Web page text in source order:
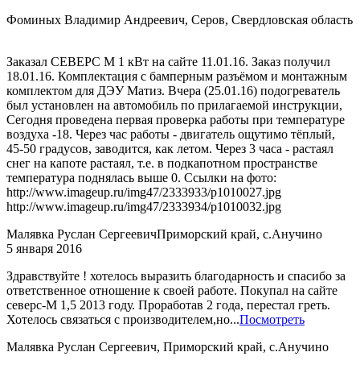
Фоминых Владимир Андреевич, Серов, Свердловская область
Заказал СЕВЕРС М 1 кВт на сайте 11.01.16. Заказ получил
18.01.16. Комплектация с бамперным разъёмом и монтажным
комплектом для ДЭУ Матиз. Вчера (25.01.16) подогреватель
был установлен на автомобиль по прилагаемой инструкции,
Сегодня проведена первая проверка работы при температуре
воздуха -18. Через час работы - двигатель ощутимо тёплый,
45-50 градусов, заводится, как летом. Через 3 часа - растаял
снег на капоте растаял, т.е. в подкапотном пространстве
температура поднялась выше 0. Ссылки на фото:
http://www.imageup.ru/img47/2333933/p1010027.jpg
http://www.imageup.ru/img47/2333934/p1010032.jpg
Малявка Руслан СергеевичПриморский край, с.Анучино
5 января 2016
Здравствуйте ! хотелось выразить благодарность и спасибо за
ответственное отношение к своей работе. Покупал на сайте
северс-М 1,5 2013 году. Проработав 2 года, перестал греть.
Хотелось связаться с производителем,но...Посмотреть
Малявка Руслан Сергеевич, Приморский край, с.Анучино